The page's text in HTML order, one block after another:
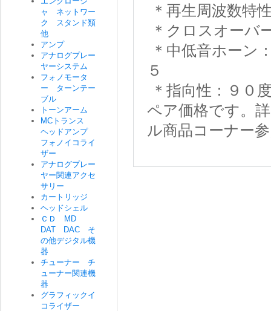
＊再生周波数特
＊クロスオーバ
＊中低音ホーン
５
＊指向性：９０
ペア価格です。
ル商品コーナー
ャ ネットワー
ク スタンド類
他
アンプ
アナログプレー
ヤーシステム
フォノモータ
ー ターンテー
ブル
トーンアーム
MCトランス
ヘッドアンプ
フォノイコライ
ザー
アナログプレー
ヤー関連アクセ
サリー
カートリッジ
ヘッドシェル
ＣＤ MD
DAT DAC そ
の他デジタル機
器
チューナー チ
ューナー関連機
器
グラフィックイ
コライザー